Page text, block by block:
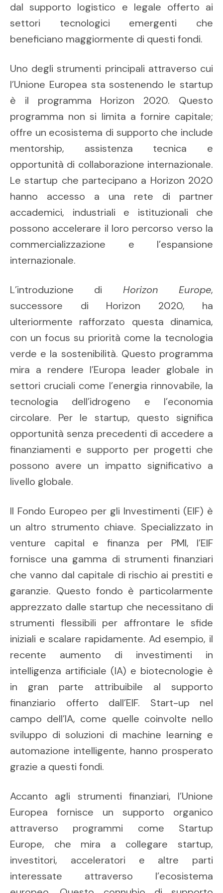
dal supporto logistico e legale offerto ai
settori tecnologici emergenti che
beneficiano maggiormente di questi fondi.
Uno degli strumenti principali attraverso cui
l’Unione Europea sta sostenendo le startup
è il programma Horizon 2020. Questo
programma non si limita a fornire capitale;
offre un ecosistema di supporto che include
mentorship, assistenza tecnica e
opportunità di collaborazione internazionale.
Le startup che partecipano a Horizon 2020
hanno accesso a una rete di partner
accademici, industriali e istituzionali che
possono accelerare il loro percorso verso la
commercializzazione e l’espansione
internazionale.
L’introduzione di Horizon Europe,
successore di Horizon 2020, ha
ulteriormente rafforzato questa dinamica,
con un focus su priorità come la tecnologia
verde e la sostenibilità. Questo programma
mira a rendere l’Europa leader globale in
settori cruciali come l’energia rinnovabile, la
tecnologia dell’idrogeno e l’economia
circolare. Per le startup, questo significa
opportunità senza precedenti di accedere a
finanziamenti e supporto per progetti che
possono avere un impatto significativo a
livello globale.
Il Fondo Europeo per gli Investimenti (EIF) è
un altro strumento chiave. Specializzato in
venture capital e finanza per PMI, l’EIF
fornisce una gamma di strumenti finanziari
che vanno dal capitale di rischio ai prestiti e
garanzie. Questo fondo è particolarmente
apprezzato dalle startup che necessitano di
strumenti flessibili per affrontare le sfide
iniziali e scalare rapidamente. Ad esempio, il
recente aumento di investimenti in
intelligenza artificiale (IA) e biotecnologie è
in gran parte attribuibile al supporto
finanziario offerto dall’EIF. Start-up nel
campo dell’IA, come quelle coinvolte nello
sviluppo di soluzioni di machine learning e
automazione intelligente, hanno prosperato
grazie a questi fondi.
Accanto agli strumenti finanziari, l’Unione
Europea fornisce un supporto organico
attraverso programmi come Startup
Europe, che mira a collegare startup,
investitori, acceleratori e altre parti
interessate attraverso l’ecosistema